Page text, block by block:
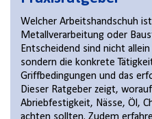
Welcher Arbeitshandschuh
Metallverarbeitung oder
Entscheidend sind nicht
sondern die konkrete
Griffbedingungen und das
Dieser Ratgeber zeigt,
Abriebfestigkeit, Nässe, Öl,